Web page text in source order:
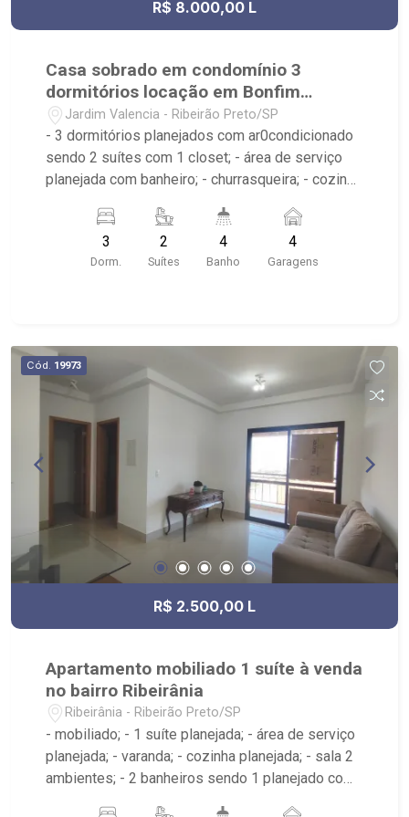
R$ 8.000,00 L
Casa sobrado em condomínio 3
dormitórios locação em Bonfim
Paulista
Jardim Valencia - Ribeirão Preto/SP
- 3 dormitórios planejados com ar0condicionado
sendo 2 suítes com 1 closet; - área de serviço
planejada com banheiro; - churrasqueira; - cozinha
fechada em vidro blindex; - sala 2 ambientes com
ar-condicionado; - piscina; - 4 banheiros
planejados com box e espelho; - próximo Arena
3
Dorm.
2
Suítes
4
Banho
4
Garagens
Cód. 19973
R$ 2.500,00 L
Apartamento mobiliado 1 suíte à venda
no bairro Ribeirânia
Ribeirânia - Ribeirão Preto/SP
- mobiliado; - 1 suíte planejada; - área de serviço
planejada; - varanda; - cozinha planejada; - sala 2
ambientes; - 2 banheiros sendo 1 planejado com